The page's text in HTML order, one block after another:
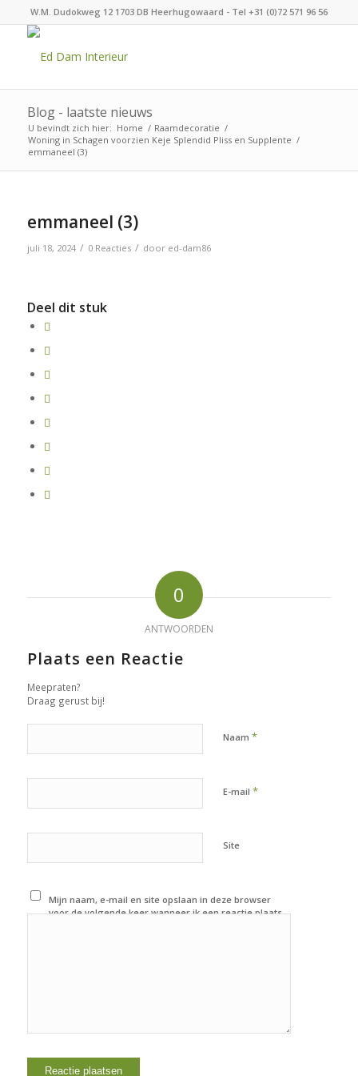
W.M. Dudokweg 12 1703 DB Heerhugowaard - Tel +31 (0)72 571 96 56
Blog - laatste nieuws
U bevindt zich hier: Home / Raamdecoratie /
Woning in Schagen voorzien Keje Splendid Pliss en Supplente /
emmaneel (3)
emmaneel (3)
juli 18, 2024 / 0 Reacties / door ed-dam86
Deel dit stuk
0
ANTWOORDEN
Plaats een Reactie
Meepraten?
Draag gerust bij!
Naam *
E-mail *
Site
Mijn naam, e-mail en site opslaan in deze browser
voor de volgende keer wanneer ik een reactie plaats.